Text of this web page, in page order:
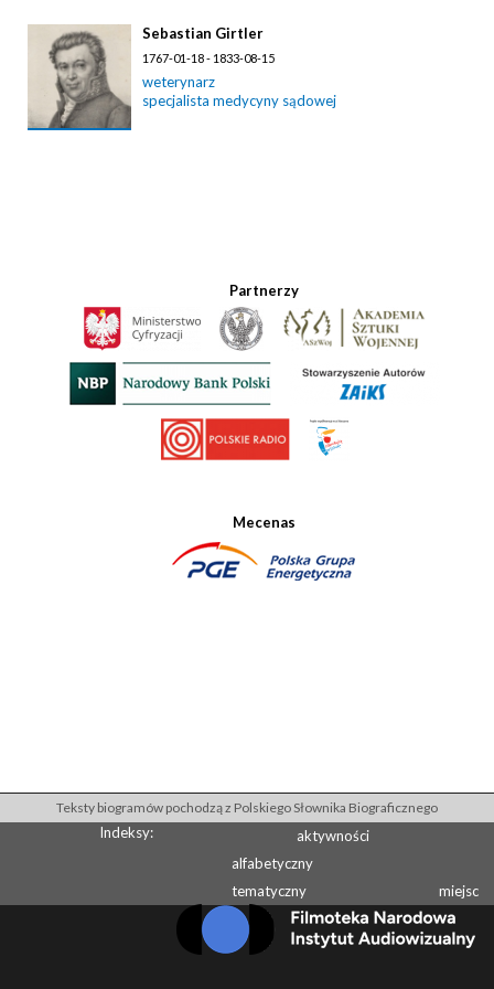
Sebastian Girtler
1767-01-18 - 1833-08-15
weterynarz
specjalista medycyny sądowej
Partnerzy
Mecenas
Teksty biogramów pochodzą z Polskiego Słownika Biograficznego
Indeksy:
aktywności
alfabetyczny
tematyczny
miejsc